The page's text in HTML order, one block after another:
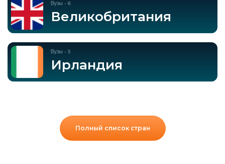
Вузы - 6
Великобритания
Вузы - 5
Ирландия
Полный список стран